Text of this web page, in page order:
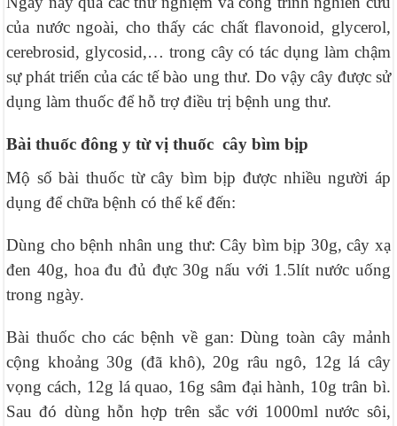
của nước ngoài, cho thấy các chất flavonoid, glycerol,
cerebrosid, glycosid,… trong cây có tác dụng làm chậm
sự phát triển của các tế bào ung thư. Do vậy cây được sử
dụng làm thuốc để hỗ trợ điều trị bệnh ung thư.
Bài thuốc đông y từ vị thuốc cây bìm bịp
Mộ số bài thuốc từ cây bìm bịp được nhiều người áp
dụng để chữa bệnh có thể kể đến:
Dùng cho bệnh nhân ung thư: Cây bìm bịp 30g, cây xạ
đen 40g, hoa đu đủ đực 30g nấu với 1.5lít nước uống
trong ngày.
Bài thuốc cho các bệnh về gan: Dùng toàn cây mảnh
cộng khoảng 30g (đã khô), 20g râu ngô, 12g lá cây
vọng cách, 12g lá quao, 16g sâm đại hành, 10g trân bì.
Sau đó dùng hỗn hợp trên sắc với 1000ml nước sôi,